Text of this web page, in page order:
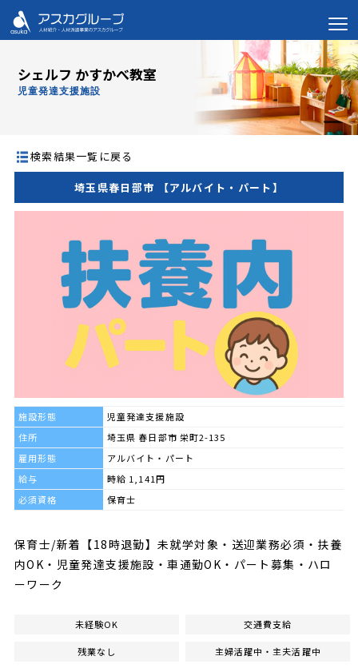
シェルフ かすかべ教室
児童発達支援施設
検索結果一覧に戻る
埼玉県春日部市 【アルバイト・パート】
施設形態
児童発達支援施設
住所
埼玉県 春日部市 栄町2-135
雇用形態
アルバイト・パート
給与
時給 1,141円
必須資格
保育士
保育士/新着【18時退勤】未就学対象・送迎業務必須・扶養
内OK・児童発達支援施設・車通勤OK・パート募集・ハロ
ーワーク
未経験OK 交通費支給
残業なし 主婦活躍中・主夫活躍中